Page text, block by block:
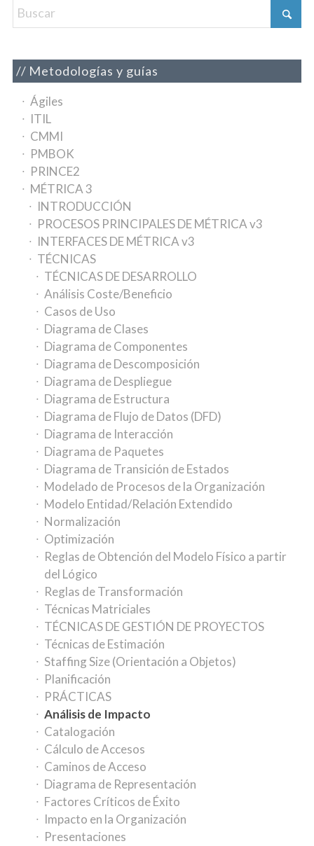
Metodologías y guías
Ágiles
ITIL
CMMI
PMBOK
PRINCE2
MÉTRICA 3
INTRODUCCIÓN
PROCESOS PRINCIPALES DE MÉTRICA v3
INTERFACES DE MÉTRICA v3
TÉCNICAS
TÉCNICAS DE DESARROLLO
Análisis Coste/Beneficio
Casos de Uso
Diagrama de Clases
Diagrama de Componentes
Diagrama de Descomposición
Diagrama de Despliegue
Diagrama de Estructura
Diagrama de Flujo de Datos (DFD)
Diagrama de Interacción
Diagrama de Paquetes
Diagrama de Transición de Estados
Modelado de Procesos de la Organización
Modelo Entidad/Relación Extendido
Normalización
Optimización
Reglas de Obtención del Modelo Físico a partir
del Lógico
Reglas de Transformación
Técnicas Matriciales
TÉCNICAS DE GESTIÓN DE PROYECTOS
Técnicas de Estimación
Staffing Size (Orientación a Objetos)
Planificación
PRÁCTICAS
Análisis de Impacto
Catalogación
Cálculo de Accesos
Caminos de Acceso
Diagrama de Representación
Factores Críticos de Éxito
Impacto en la Organización
Presentaciones